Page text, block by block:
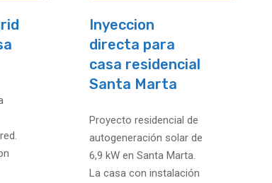
Inyeccion
directa para
casa residencial
Santa Marta
Proyecto residencial de
autogeneración solar de
6,9 kW en Santa Marta.
La casa con instalación